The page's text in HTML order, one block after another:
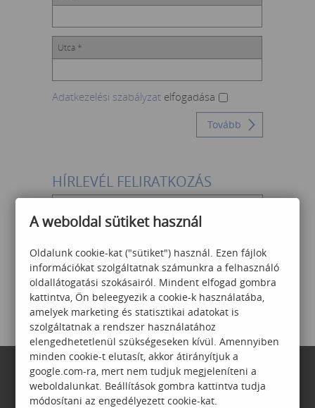
Utca *
Adatkezelési szabályzat elfogadása
HÍRLEVÉL FELIRATKOZÁS
AzAdatvédelmi szabályzatot
megértettem és elfogadom,
feliratkozom a Számalk hírlevelére.
A weboldal sütiket használ
Oldalunk cookie-kat ("sütiket") használ. Ezen fájlok
információkat szolgáltatnak számunkra a felhasználó
oldallátogatási szokásairól. Mindent elfogad gombra
kattintva, Ön beleegyezik a cookie-k használatába,
amelyek marketing és statisztikai adatokat is
szolgáltatnak a rendszer használatához
elengedhetetlenül szükségeseken kívül. Amennyiben
minden cookie-t elutasít, akkor átirányítjuk a
google.com-ra, mert nem tudjuk megjeleníteni a
weboldalunkat. Beállítások gombra kattintva tudja
módosítani az engedélyezett cookie-kat.